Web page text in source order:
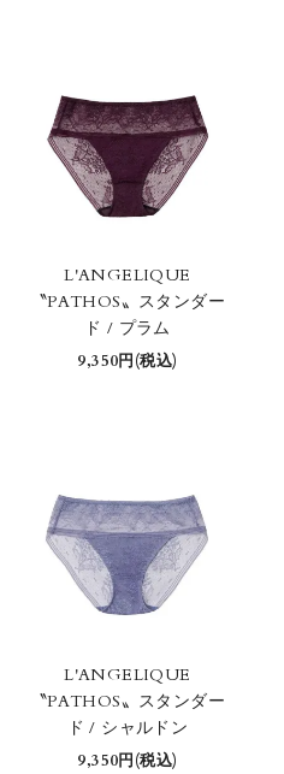
L'ANGELIQUE
〝PATHOS〟スタンダー
ド / プラム
9,350円(税込)
L'ANGELIQUE
〝PATHOS〟スタンダー
ド / シャルドン
9,350円(税込)